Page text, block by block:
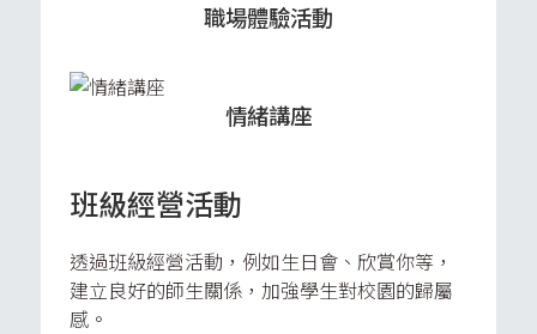
職場體驗活動
情緒講座
班級經營活動
透過班級經營活動，例如生日會、欣賞你等，
建立良好的師生關係，加強學生對校園的歸屬
感。